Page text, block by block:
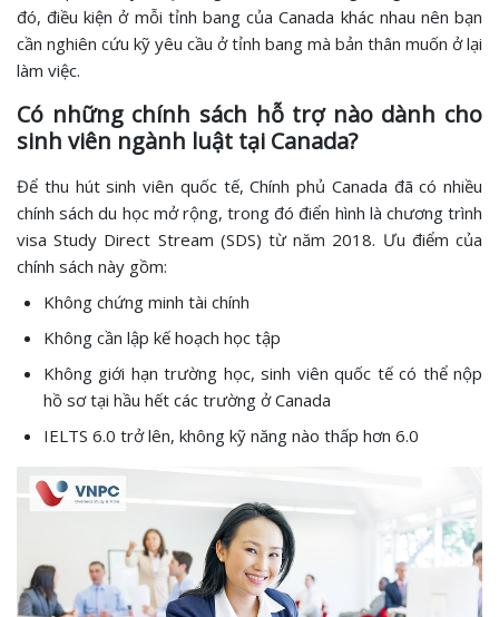
đó, điều kiện ở mỗi tỉnh bang của Canada khác nhau nên bạn
cần nghiên cứu kỹ yêu cầu ở tỉnh bang mà bản thân muốn ở lại
làm việc.
Có những chính sách hỗ trợ nào dành cho
sinh viên ngành luật tại Canada?
Để thu hút sinh viên quốc tế, Chính phủ Canada đã có nhiều
chính sách du học mở rộng, trong đó điển hình là chương trình
visa Study Direct Stream (SDS) từ năm 2018. Ưu điểm của
chính sách này gồm:
Không chứng minh tài chính
Không cần lập kế hoạch học tập
Không giới hạn trường học, sinh viên quốc tế có thể nộp
hồ sơ tại hầu hết các trường ở Canada
IELTS 6.0 trở lên, không kỹ năng nào thấp hơn 6.0